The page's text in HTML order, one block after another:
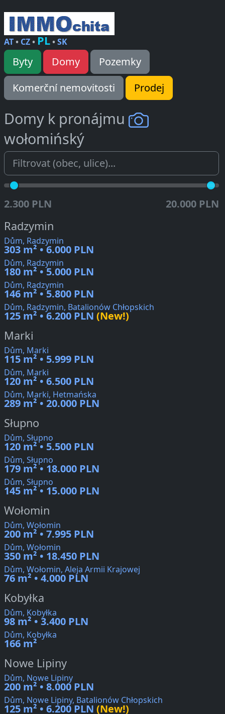
AT• CZ• PL•SK
Byty Domy
Pozemky
Komerční nemovitosti
Prodej
Domy k pronájmu
wołomińský
2.300 PLN 20.000 PLN
Radzymin
Dům, Radzymin
303 m² • 6.000 PLN
Dům, Radzymin
180 m² • 5.000 PLN
Dům, Radzymin
146 m² • 5.800 PLN
Dům, Radzymin, Batalionów Chłopskich
125 m² • 6.200 PLN (New!)
Marki
Dům, Marki
115 m² • 5.999 PLN
Dům, Marki
120 m² • 6.500 PLN
Dům, Marki, Hetmańska
289 m² • 20.000 PLN
Słupno
Dům, Słupno
120 m² • 5.500 PLN
Dům, Słupno
179 m² • 18.000 PLN
Dům, Słupno
145 m² • 15.000 PLN
Wołomin
Dům, Wołomin
200 m² • 7.995 PLN
Dům, Wołomin
350 m² • 18.450 PLN
Dům, Wołomin, Aleja Armii Krajowej
76 m² • 4.000 PLN
Kobyłka
Dům, Kobyłka
98 m² • 3.400 PLN
Dům, Kobyłka
166 m²
Nowe Lipiny
Dům, Nowe Lipiny
200 m² • 8.000 PLN
Dům, Nowe Lipiny, Batalionów Chłopskich
125 m² • 6.200 PLN (New!)